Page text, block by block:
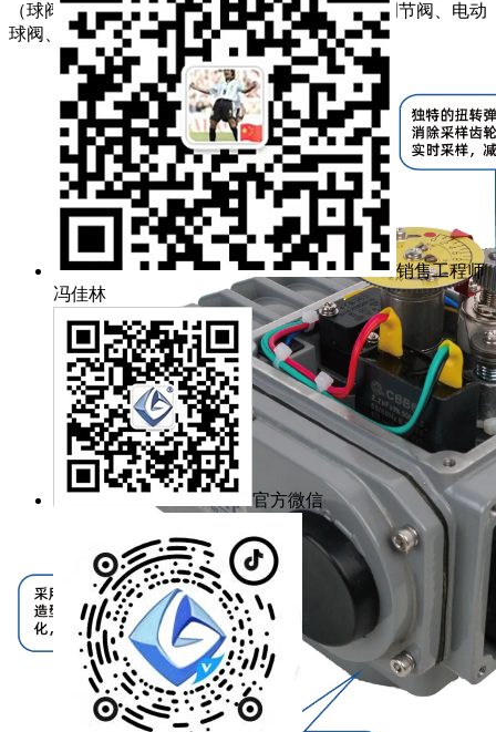
销售工程师
冯佳林
官方微信
（球阀、蝶阀、旋塞阀等）与阀门共同构成电动调节阀、电动
球阀、电动蝶阀等工业自控电动阀门。